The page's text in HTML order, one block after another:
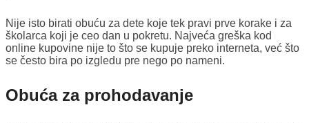
Nije isto birati obuću za dete koje tek pravi prve korake i za
školarca koji je ceo dan u pokretu. Najveća greška kod
online kupovine nije to što se kupuje preko interneta, već što
se često bira po izgledu pre nego po nameni.
Obuća za prohodavanje